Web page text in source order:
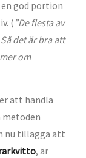
god portion
( ”De flesta av
det är bra att
om
att handla
metoden
nu tillägga att
, är